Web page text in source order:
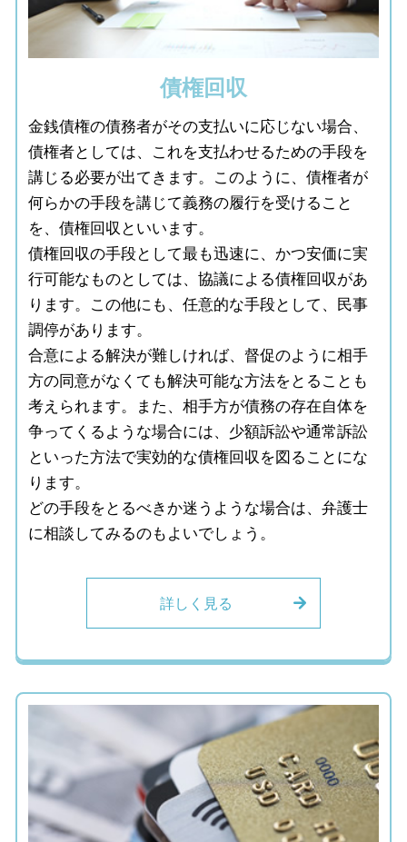
債権回収
金銭債権の債務者がその支払いに応じない場合、
債権者としては、これを支払わせるための手段を
講じる必要が出てきます。このように、債権者が
何らかの手段を講じて義務の履行を受けること
を、債権回収といいます。
債権回収の手段として最も迅速に、かつ安価に実
行可能なものとしては、協議による債権回収があ
ります。この他にも、任意的な手段として、民事
調停があります。
合意による解決が難しければ、督促のように相手
方の同意がなくても解決可能な方法をとることも
考えられます。また、相手方が債務の存在自体を
争ってくるような場合には、少額訴訟や通常訴訟
といった方法で実効的な債権回収を図ることにな
ります。
どの手段をとるべきか迷うような場合は、弁護士
に相談してみるのもよいでしょう。
詳しく見る